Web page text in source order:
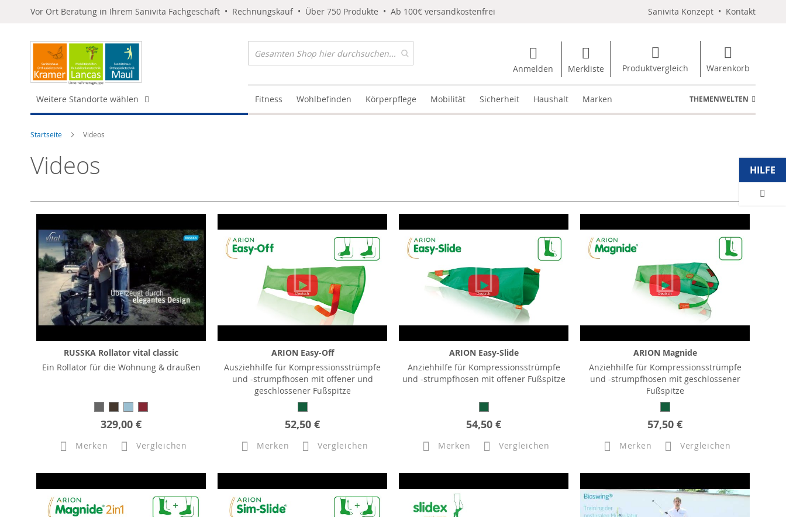
Vor Ort Beratung in Ihrem Sanivita Fachgeschäft • Rechnungskauf • Über 750 Produkte • Ab 100€ versandkostenfrei Sanivita Konzept • Kontakt
Anmelden Merkliste Produktvergleich Warenkorb
Weitere Standorte wählen Fitness Wohlbefinden Körperpflege Mobilität Sicherheit Haushalt Marken THEMENWELTEN
Startseite Videos
Videos
RUSSKA Rollator vital classic
Ein Rollator für die Wohnung & draußen
329,00 €
Merken Vergleichen
ARION Easy-Off
Ausziehhilfe für Kompressionsstrümpfe
und -strumpfhosen mit offener und
geschlossener Fußspitze
52,50 €
Merken Vergleichen
ARION Easy-Slide
Anziehhilfe für Kompressionsstrümpfe
und -strumpfhosen mit offener Fußspitze
54,50 €
Merken Vergleichen
ARION Magnide
Anziehhilfe für Kompressionsstrümpfe
und -strumpfhosen mit geschlossener
Fußspitze
57,50 €
Merken Vergleichen
HILFE